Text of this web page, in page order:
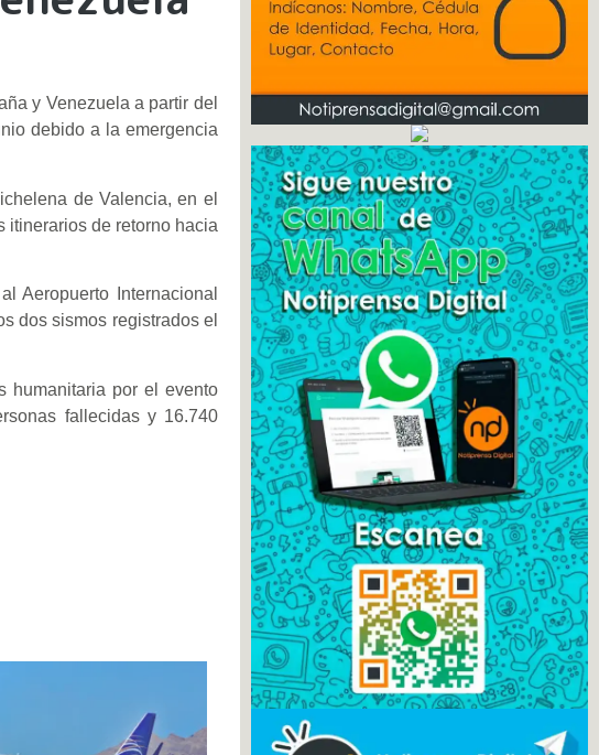
y Venezuela a partir del
debido a la emergencia
de Valencia, en el
itinerarios de retorno hacia
Aeropuerto Internacional
dos sismos registrados el
humanitaria por el evento
fallecidas y 16.740